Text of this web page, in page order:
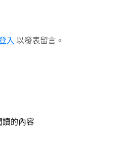
入 以發表留言。
讀的內容